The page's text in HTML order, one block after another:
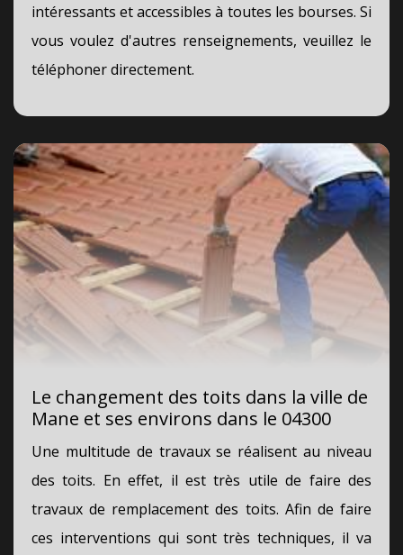
intéressants et accessibles à toutes les bourses. Si
vous voulez d'autres renseignements, veuillez le
téléphoner directement.
Le changement des toits dans la ville de
Mane et ses environs dans le 04300
Une multitude de travaux se réalisent au niveau
des toits. En effet, il est très utile de faire des
travaux de remplacement des toits. Afin de faire
ces interventions qui sont très techniques, il va